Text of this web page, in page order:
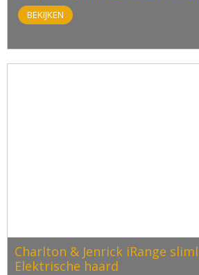
BEKIJKEN
Charlton & Jenrick iRange
Elektrische haard